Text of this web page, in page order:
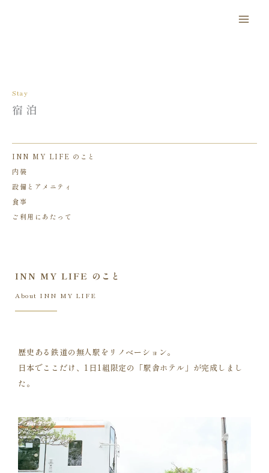
Stay
宿泊
INN MY LIFE のこと
内装
設備とアメニティ
食事
ご利用にあたって
INN MY LIFE のこと
About INN MY LIFE
歴史ある鉄道の無人駅をリノベーション。
日本でここだけ、 1日1組限定の「駅舎ホテル」が完成しまし
た。